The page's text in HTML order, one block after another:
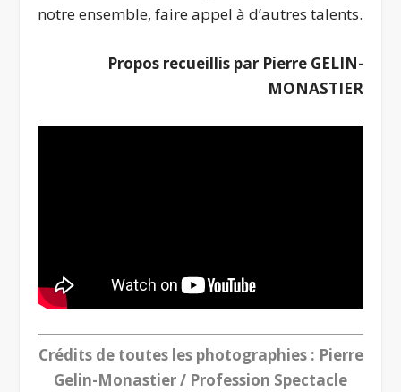
notre ensemble, faire appel à d’autres talents.
Propos recueillis par Pierre GELIN-
MONASTIER
Crédits de toutes les photographies : Pierre
Gelin-Monastier / Profession Spectacle